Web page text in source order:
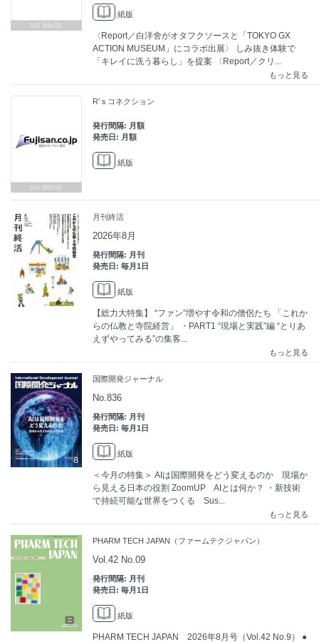
紙版
〈Report／白洋舍がオタフクソースと「TOKYO GX
ACTION MUSEUM」にコラボ出展〉 しみ抜き体験で
「キレイに洗う暮らし」を提案 〈Report／クリ...
もっと見る
R’ｓコネクション
発行間隔: 月額
発売日: 月額
紙版
月刊終活
2026年8月
発行間隔: 月刊
発売日: 毎月1日
紙版
【総力大特集】 “ファン”増やす令和の僧侶たち 「これか
らの仏教と寺院経営」 ・PART1 “現場と実践”編 “とりあ
えずやってみる”の集客...
もっと見る
国際開発ジャーナル
No.836
発行間隔: 月刊
発売日: 毎月1日
紙版
＜今月の特集＞ AIは国際開発をどう変えるのか 現場か
ら見える日本の役割 ZoomUP AIとは何か？ ・新技術
で持続可能な世界をつくる Sus...
もっと見る
PHARM TECH JAPAN（ファームテクジャパン）
Vol.42 No.09
発行間隔: 月刊
発売日: 毎月1日
紙版
PHARM TECH JAPAN 2026年8月号（Vol.42 No.9） ●